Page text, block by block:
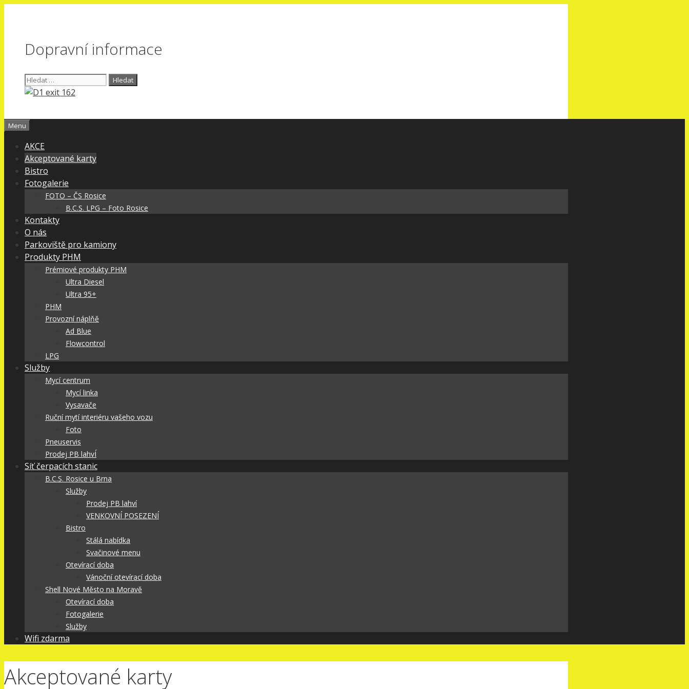
Dopravní informace
Hledat:
Menu
AKCE
Akceptované karty
Bistro
Fotogalerie
FOTO – ČS Rosice
B.C.S. LPG – Foto Rosice
Kontakty
O nás
Parkoviště pro kamiony
Produkty PHM
Prémiové produkty PHM
Ultra Diesel
Ultra 95+
PHM
Provozní náplňě
Ad Blue
Flowcontrol
LPG
Služby
Mycí centrum
Mycí linka
Vysavače
Ruční mytí interiéru vašeho vozu
Foto
Pneuservis
Prodej PB lahvÍ
Síť čerpacích stanic
B.C.S. Rosice u Brna
Služby
Prodej PB lahví
VENKOVNÍ POSEZENÍ
Bistro
Stálá nabídka
Svačinové menu
Otevírací doba
Vánoční otevírací doba
Shell Nové Město na Moravě
Otevírací doba
Fotogalerie
Služby
Wifi zdarma
Akceptované karty